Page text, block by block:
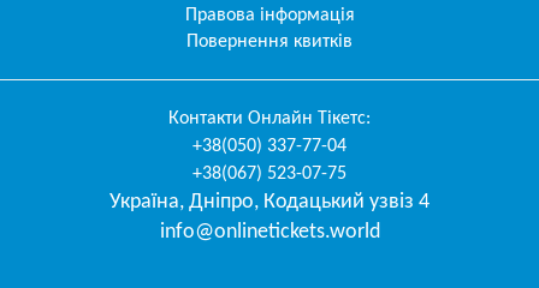
Правова інформація
Повернення квитків
Контакти Онлайн Тікетс:
+38(050) 337-77-04
+38(067) 523-07-75
Україна, Дніпро, Кодацький узвіз 4
info@onlinetickets.world